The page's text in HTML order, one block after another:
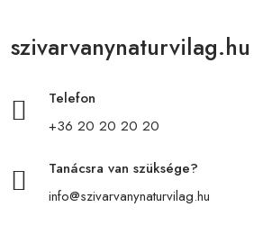
szivarvanynaturvilag.hu
Telefon
+36 20 20 20 20
Tanácsra van szüksége?
info@szivarvanynaturvilag.hu